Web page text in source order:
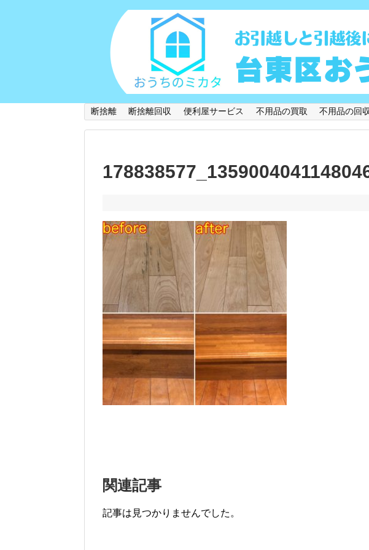
断捨離 断捨離回収 便利屋サービス 不用品の買取 不用品の回収
関連記事
記事は見つかりませんでした。